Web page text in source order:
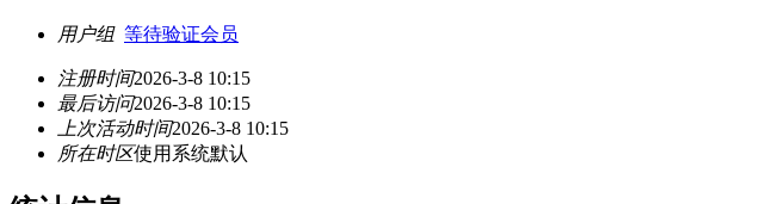
用户组 等待验证会员
注册时间2026-3-8 10:15
最后访问2026-3-8 10:15
上次活动时间2026-3-8 10:15
所在时区使用系统默认